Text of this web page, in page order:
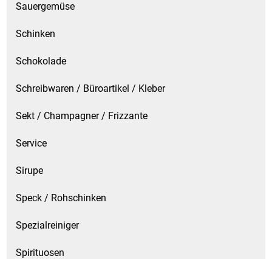
Sauergemüse
Schinken
Schokolade
Schreibwaren / Büroartikel / Kleber
Sekt / Champagner / Frizzante
Service
Sirupe
Speck / Rohschinken
Spezialreiniger
Spirituosen